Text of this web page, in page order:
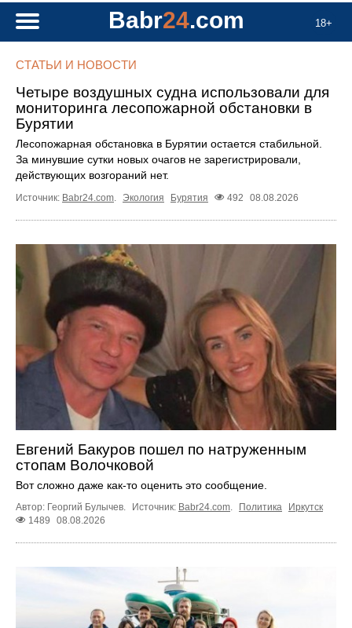
18+
Babr24.com
СТАТЬИ И НОВОСТИ
Четыре воздушных судна использовали для
мониторинга лесопожарной обстановки в
Бурятии
Лесопожарная обстановка в Бурятии остается стабильной.
За минувшие сутки новых очагов не зарегистрировали,
действующих возгораний нет.
Источник: Babr24.com. Экология Бурятия 492 08.08.2026
Евгений Бакуров пошел по натруженным
стопам Волочковой
Вот сложно даже как-то оценить это сообщение.
Автор: Георгий Булычев. Источник: Babr24.com Политика
Иркутск
1489
08.08.2026